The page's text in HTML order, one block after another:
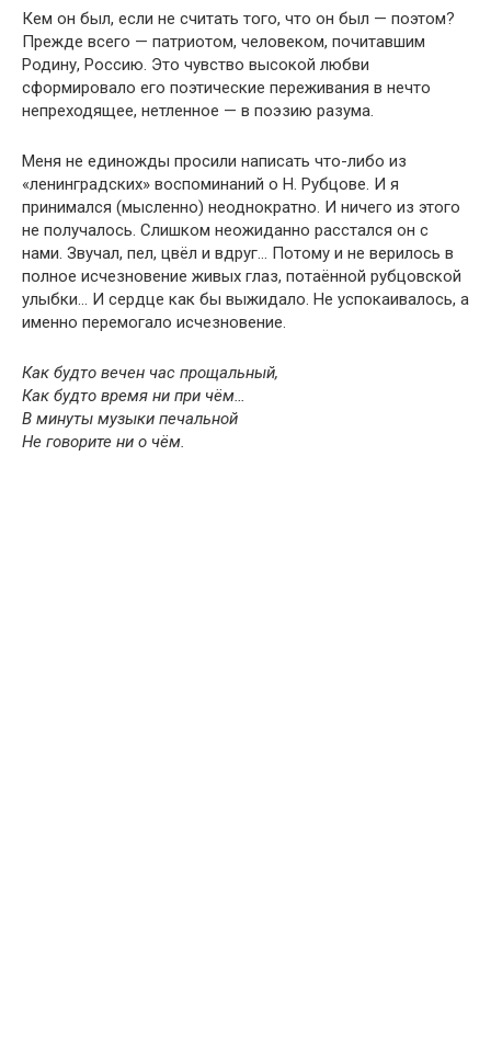
Кем он был, если не считать того, что он был — поэтом?
Прежде всего — патриотом, человеком, почитавшим
Родину, Россию. Это чувство высокой любви
сформировало его поэтические переживания в нечто
непреходящее, нетленное — в поэзию разума.
Меня не единожды просили написать что-либо из
«ленинградских» воспоминаний о Н. Рубцове. И я
принимался (мысленно) неоднократно. И ничего из этого
не получалось. Слишком неожиданно расстался он с
нами. Звучал, пел, цвёл и вдруг… Потому и не верилось в
полное исчезновение живых глаз, потаённой рубцовской
улыбки… И сердце как бы выжидало. Не успокаивалось, а
именно перемогало исчезновение.
Как будто вечен час прощальный,
Как будто время ни при чём…
В минуты музыки печальной
Не говорите ни о чём.